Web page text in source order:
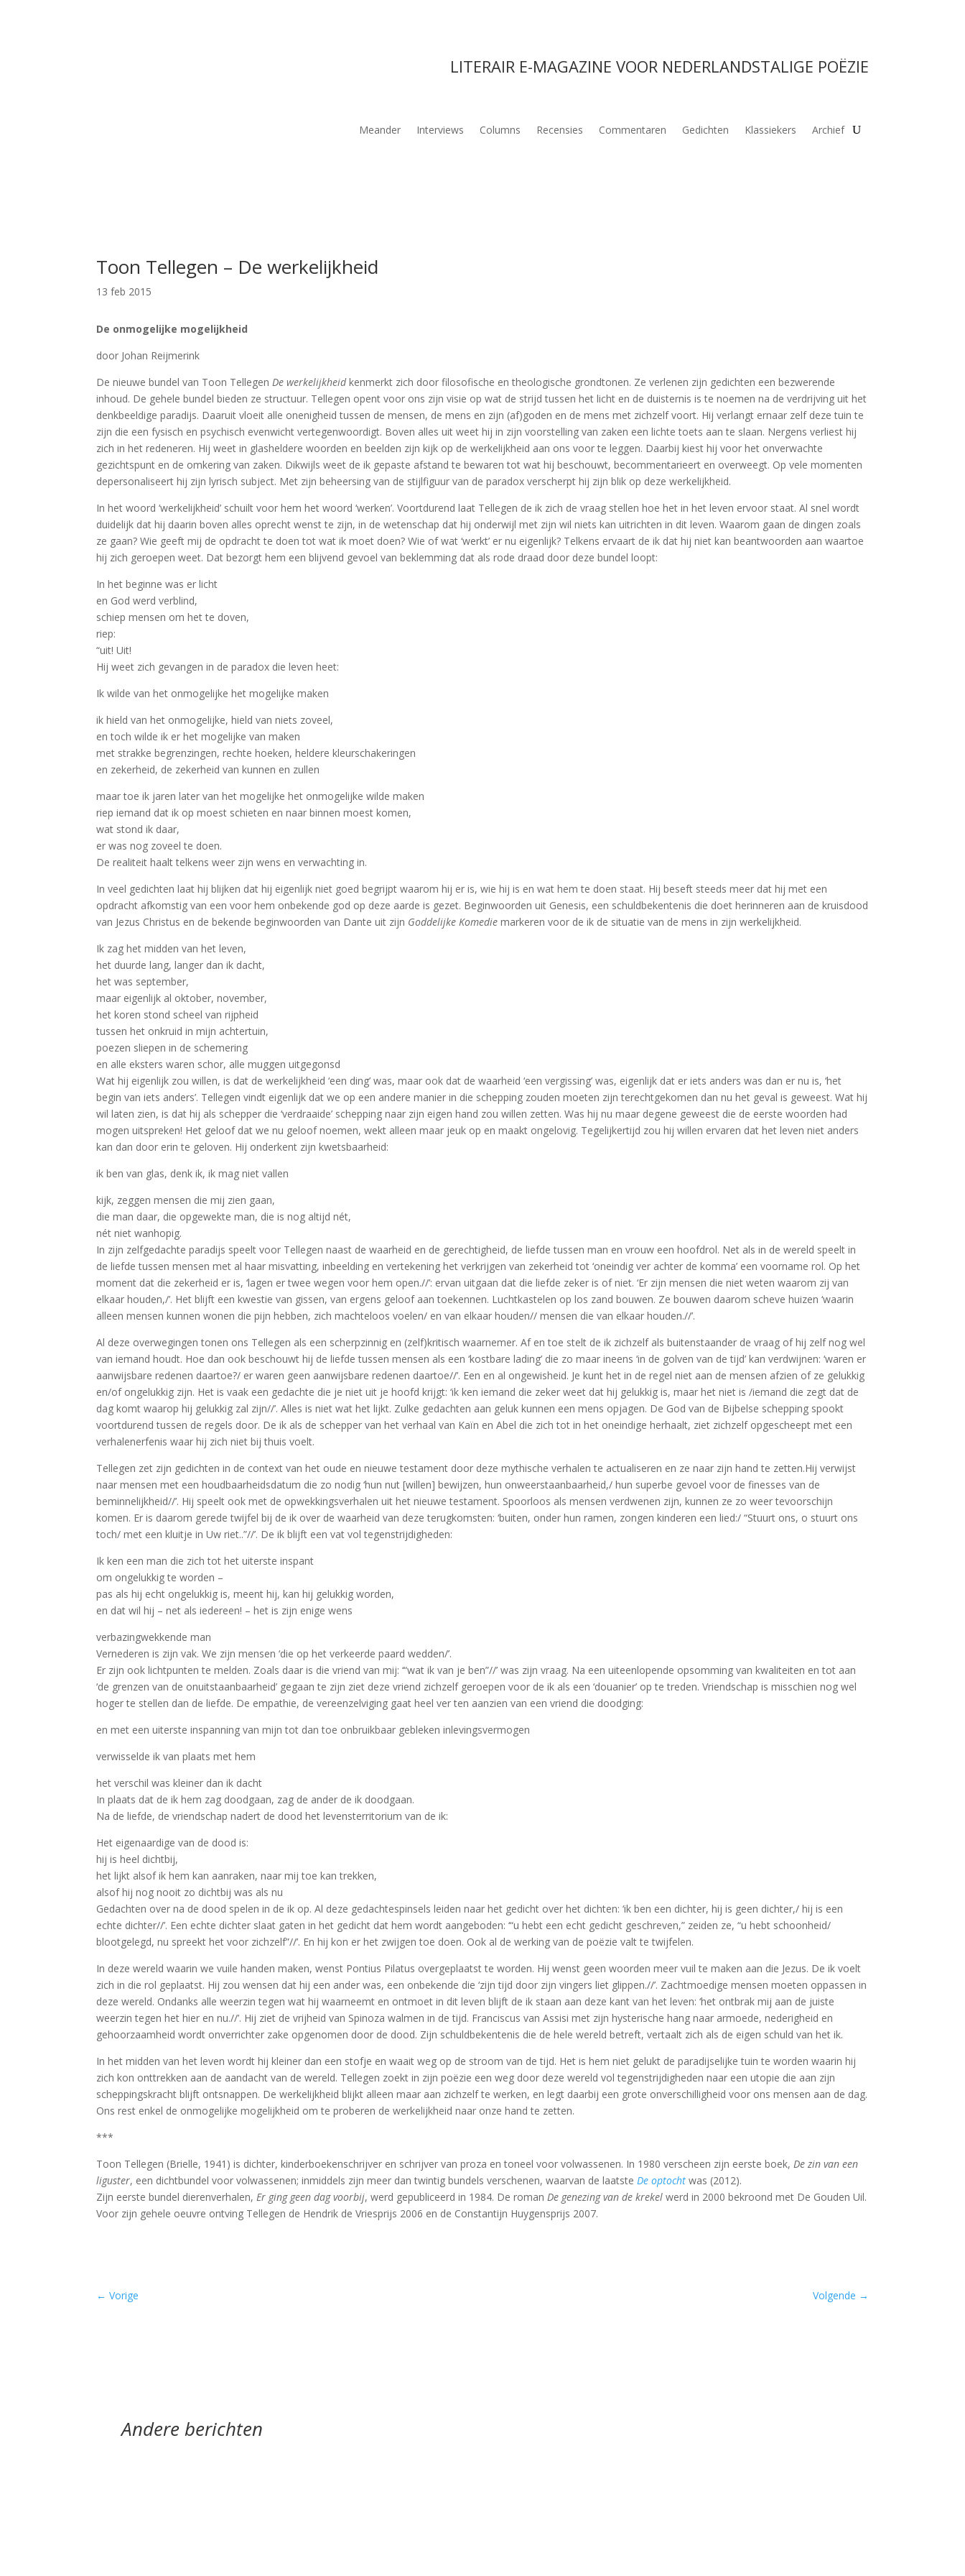
LITERAIR E-MAGAZINE VOOR NEDERLANDSTALIGE POËZIE
Meander Interviews Columns Recensies Commentaren Gedichten Klassiekers Archief
Toon Tellegen – De werkelijkheid
13 feb 2015
De onmogelijke mogelijkheid
door Johan Reijmerink
De nieuwe bundel van Toon TellegenDe werkelijkheidkenmerkt zich door filosofische en theologische grondtonen. Ze verlenen zijn gedichten een bezwerende
inhoud. De gehele bundel bieden ze structuur. Tellegen opent voor ons zijn visie op wat de strijd tussen het licht en de duisternis is te noemen na de verdrijving uit het
denkbeeldige paradijs. Daaruit vloeit alle onenigheid tussen de mensen, de mens en zijn (af)goden en de mens met zichzelf voort. Hij verlangt ernaar zelf deze tuin te
zijn die een fysisch en psychisch evenwicht vertegenwoordigt. Boven alles uit weet hij in zijn voorstelling van zaken een lichte toets aan te slaan. Nergens verliest hij
zich in het redeneren. Hij weet in glasheldere woorden en beelden zijn kijk op de werkelijkheid aan ons voor te leggen. Daarbij kiest hij voor het onverwachte
gezichtspunt en de omkering van zaken. Dikwijls weet de ik gepaste afstand te bewaren tot wat hij beschouwt, becommentarieert en overweegt. Op vele momenten
depersonaliseert hij zijn lyrisch subject. Met zijn beheersing van de stijlfiguur van de paradox verscherpt hij zijn blik op deze werkelijkheid.
In het woord ‘werkelijkheid’ schuilt voor hem het woord ‘werken’. Voortdurend laat Tellegen de ik zich de vraag stellen hoe het in het leven ervoor staat. Al snel wordt
duidelijk dat hij daarin boven alles oprecht wenst te zijn, in de wetenschap dat hij onderwijl met zijn wil niets kan uitrichten in dit leven. Waarom gaan de dingen zoals
ze gaan? Wie geeft mij de opdracht te doen tot wat ik moet doen? Wie of wat ‘werkt’ er nu eigenlijk? Telkens ervaart de ik dat hij niet kan beantwoorden aan waartoe
hij zich geroepen weet. Dat bezorgt hem een blijvend gevoel van beklemming dat als rode draad door deze bundel loopt:
In het beginne was er licht
en God werd verblind,
schiep mensen om het te doven,
riep:
“uit! Uit!
Hij weet zich gevangen in de paradox die leven heet:
Ik wilde van het onmogelijke het mogelijke maken
ik hield van het onmogelijke, hield van niets zoveel,
en toch wilde ik er het mogelijke van maken
met strakke begrenzingen, rechte hoeken, heldere kleurschakeringen
en zekerheid, de zekerheid van kunnen en zullen
maar toe ik jaren later van het mogelijke het onmogelijke wilde maken
riep iemand dat ik op moest schieten en naar binnen moest komen,
wat stond ik daar,
er was nog zoveel te doen.
De realiteit haalt telkens weer zijn wens en verwachting in.
In veel gedichten laat hij blijken dat hij eigenlijk niet goed begrijpt waarom hij er is, wie hij is en wat hem te doen staat. Hij beseft steeds meer dat hij met een
opdracht afkomstig van een voor hem onbekende god op deze aarde is gezet. Beginwoorden uit Genesis, een schuldbekentenis die doet herinneren aan de kruisdood
van Jezus Christus en de bekende beginwoorden van Dante uit zijn Goddelijke Komedie markeren voor de ik de situatie van de mens in zijn werkelijkheid.
Ik zag het midden van het leven,
het duurde lang, langer dan ik dacht,
het was september,
maar eigenlijk al oktober, november,
het koren stond scheel van rijpheid
tussen het onkruid in mijn achtertuin,
poezen sliepen in de schemering
en alle eksters waren schor, alle muggen uitgegonsd
Wat hij eigenlijk zou willen, is dat de werkelijkheid ‘een ding’ was, maar ook dat de waarheid ‘een vergissing’ was, eigenlijk dat er iets anders was dan er nu is, ‘het
begin van iets anders’. Tellegen vindt eigenlijk dat we op een andere manier in die schepping zouden moeten zijn terechtgekomen dan nu het geval is geweest. Wat hij
wil laten zien, is dat hij als schepper die ‘verdraaide’ schepping naar zijn eigen hand zou willen zetten. Was hij nu maar degene geweest die de eerste woorden had
mogen uitspreken! Het geloof dat we nu geloof noemen, wekt alleen maar jeuk op en maakt ongelovig. Tegelijkertijd zou hij willen ervaren dat het leven niet anders
kan dan door erin te geloven. Hij onderkent zijn kwetsbaarheid:
ik ben van glas, denk ik, ik mag niet vallen
kijk, zeggen mensen die mij zien gaan,
die man daar, die opgewekte man, die is nog altijd nét,
nét niet wanhopig.
In zijn zelfgedachte paradijs speelt voor Tellegen naast de waarheid en de gerechtigheid, de liefde tussen man en vrouw een hoofdrol. Net als in de wereld speelt in
de liefde tussen mensen met al haar misvatting, inbeelding en vertekening het verkrijgen van zekerheid tot ‘oneindig ver achter de komma’ een voorname rol. Op het
moment dat die zekerheid er is, ‘lagen er twee wegen voor hem open.//’: ervan uitgaan dat die liefde zeker is of niet. ‘Er zijn mensen die niet weten waarom zij van
elkaar houden,/’. Het blijft een kwestie van gissen, van ergens geloof aan toekennen. Luchtkastelen op los zand bouwen. Ze bouwen daarom scheve huizen ‘waarin
alleen mensen kunnen wonen die pijn hebben, zich machteloos voelen/ en van elkaar houden// mensen die van elkaar houden.//’.
Al deze overwegingen tonen ons Tellegen als een scherpzinnig en (zelf)kritisch waarnemer. Af en toe stelt de ik zichzelf als buitenstaander de vraag of hij zelf nog wel
van iemand houdt. Hoe dan ook beschouwt hij de liefde tussen mensen als een ‘kostbare lading’ die zo maar ineens ‘in de golven van de tijd’ kan verdwijnen: ‘waren er
aanwijsbare redenen daartoe?/ er waren geen aanwijsbare redenen daartoe//’. Een en al ongewisheid. Je kunt het in de regel niet aan de mensen afzien of ze gelukkig
en/of ongelukkig zijn. Het is vaak een gedachte die je niet uit je hoofd krijgt: ‘ik ken iemand die zeker weet dat hij gelukkig is, maar het niet is /iemand die zegt dat de
dag komt waarop hij gelukkig zal zijn//’. Alles is niet wat het lijkt. Zulke gedachten aan geluk kunnen een mens opjagen. De God van de Bijbelse schepping spookt
voortdurend tussen de regels door. De ik als de schepper van het verhaal van Kaïn en Abel die zich tot in het oneindige herhaalt, ziet zichzelf opgescheept met een
verhalenerfenis waar hij zich niet bij thuis voelt.
Tellegen zet zijn gedichten in de context van het oude en nieuwe testament door deze mythische verhalen te actualiseren en ze naar zijn hand te zetten.Hij verwijst
naar mensen met een houdbaarheidsdatum die zo nodig ‘hun nut [willen] bewijzen, hun onweerstaanbaarheid,/ hun superbe gevoel voor de finesses van de
beminnelijkheid//’. Hij speelt ook met de opwekkingsverhalen uit het nieuwe testament. Spoorloos als mensen verdwenen zijn, kunnen ze zo weer tevoorschijn
komen. Er is daarom gerede twijfel bij de ik over de waarheid van deze terugkomsten: ‘buiten, onder hun ramen, zongen kinderen een lied:/ “Stuurt ons, o stuurt ons
toch/ met een kluitje in Uw riet..”//’. De ik blijft een vat vol tegenstrijdigheden:
Ik ken een man die zich tot het uiterste inspant
om ongelukkig te worden –
pas als hij echt ongelukkig is, meent hij, kan hij gelukkig worden,
en dat wil hij – net als iedereen! – het is zijn enige wens
verbazingwekkende man
Vernederen is zijn vak. We zijn mensen ‘die op het verkeerde paard wedden/’.
Er zijn ook lichtpunten te melden. Zoals daar is die vriend van mij: ‘“wat ik van je ben”//’ was zijn vraag. Na een uiteenlopende opsomming van kwaliteiten en tot aan
‘de grenzen van de onuitstaanbaarheid’ gegaan te zijn ziet deze vriend zichzelf geroepen voor de ik als een ‘douanier’ op te treden. Vriendschap is misschien nog wel
hoger te stellen dan de liefde. De empathie, de vereenzelviging gaat heel ver ten aanzien van een vriend die doodging:
en met een uiterste inspanning van mijn tot dan toe onbruikbaar gebleken inlevingsvermogen
verwisselde ik van plaats met hem
het verschil was kleiner dan ik dacht
In plaats dat de ik hem zag doodgaan, zag de ander de ik doodgaan.
Na de liefde, de vriendschap nadert de dood het levensterritorium van de ik:
Het eigenaardige van de dood is:
hij is heel dichtbij,
het lijkt alsof ik hem kan aanraken, naar mij toe kan trekken,
alsof hij nog nooit zo dichtbij was als nu
Gedachten over na de dood spelen in de ik op. Al deze gedachtespinsels leiden naar het gedicht over het dichten: ‘ik ben een dichter, hij is geen dichter,/ hij is een
echte dichter//’. Een echte dichter slaat gaten in het gedicht dat hem wordt aangeboden: ‘“u hebt een echt gedicht geschreven,” zeiden ze, “u hebt schoonheid/
blootgelegd, nu spreekt het voor zichzelf”//’. En hij kon er het zwijgen toe doen. Ook al de werking van de poëzie valt te twijfelen.
In deze wereld waarin we vuile handen maken, wenst Pontius Pilatus overgeplaatst te worden. Hij wenst geen woorden meer vuil te maken aan die Jezus. De ik voelt
zich in die rol geplaatst. Hij zou wensen dat hij een ander was, een onbekende die ‘zijn tijd door zijn vingers liet glippen.//’. Zachtmoedige mensen moeten oppassen in
deze wereld. Ondanks alle weerzin tegen wat hij waarneemt en ontmoet in dit leven blijft de ik staan aan deze kant van het leven: ‘het ontbrak mij aan de juiste
weerzin tegen het hier en nu.//’. Hij ziet de vrijheid van Spinoza walmen in de tijd. Franciscus van Assisi met zijn hysterische hang naar armoede, nederigheid en
gehoorzaamheid wordt onverrichter zake opgenomen door de dood. Zijn schuldbekentenis die de hele wereld betreft, vertaalt zich als de eigen schuld van het ik.
In het midden van het leven wordt hij kleiner dan een stofje en waait weg op de stroom van de tijd. Het is hem niet gelukt de paradijselijke tuin te worden waarin hij
zich kon onttrekken aan de aandacht van de wereld. Tellegen zoekt in zijn poëzie een weg door deze wereld vol tegenstrijdigheden naar een utopie die aan zijn
scheppingskracht blijft ontsnappen. De werkelijkheid blijkt alleen maar aan zichzelf te werken, en legt daarbij een grote onverschilligheid voor ons mensen aan de dag.
Ons rest enkel de onmogelijke mogelijkheid om te proberen de werkelijkheid naar onze hand te zetten.
***
Toon Tellegen (Brielle, 1941) is dichter, kinderboekenschrijver en schrijver van proza en toneel voor volwassenen. In 1980 verscheen zijn eerste boek,De zin van een
liguster, een dichtbundel voor volwassenen; inmiddels zijn meer dan twintig bundels verschenen, waarvan de laatste De optocht was (2012).
Zijn eerste bundel dierenverhalen, Er ging geen dag voorbij, werd gepubliceerd in 1984. De roman De genezing van de krekel werd in 2000 bekroond met De Gouden Uil.
Voor zijn gehele oeuvre ontving Tellegen de Hendrik de Vriesprijs 2006 en de Constantijn Huygensprijs 2007.
←Vorige Volgende →
Andere berichten